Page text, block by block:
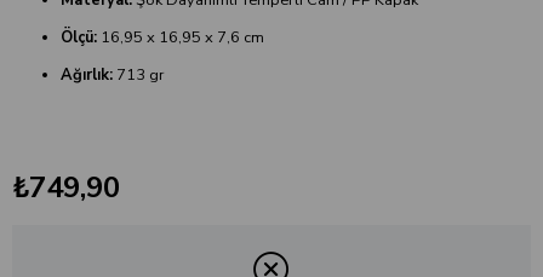
Ölçü: 16,95 x 16,95 x 7,6 cm
Ağırlık: 713 gr
₺749,90